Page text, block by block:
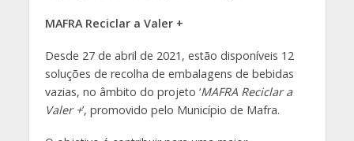
MAFRA Reciclar a Valer +
Desde 27 de abril de 2021, estão disponíveis 12
soluções de recolha de embalagens de bebidas
vazias, no âmbito do projeto ‘MAFRA Reciclar a
Valer +’, promovido pelo Município de Mafra.